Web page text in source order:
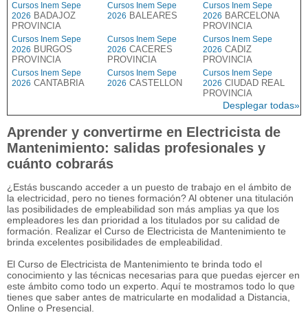
Cursos Inem Sepe
2026 BADAJOZ
PROVINCIA
Cursos Inem Sepe
2026 BALEARES
Cursos Inem Sepe
2026 BARCELONA
PROVINCIA
Cursos Inem Sepe
2026 BURGOS
PROVINCIA
Cursos Inem Sepe
2026 CACERES
PROVINCIA
Cursos Inem Sepe
2026 CADIZ
PROVINCIA
Cursos Inem Sepe
2026 CANTABRIA
Cursos Inem Sepe
2026 CASTELLON
Cursos Inem Sepe
2026 CIUDAD REAL
PROVINCIA
Desplegar todas»
Aprender y convertirme en Electricista de
Mantenimiento: salidas profesionales y
cuánto cobrarás
¿Estás buscando acceder a un puesto de trabajo en el ámbito de
la electricidad, pero no tienes formación? Al obtener una titulación
las posibilidades de empleabilidad son más amplias ya que los
empleadores les dan prioridad a los titulados por su calidad de
formación. Realizar el Curso de Electricista de Mantenimiento te
brinda excelentes posibilidades de empleabilidad.
El Curso de Electricista de Mantenimiento te brinda todo el
conocimiento y las técnicas necesarias para que puedas ejercer en
este ámbito como todo un experto. Aquí te mostramos todo lo que
tienes que saber antes de matricularte en modalidad a Distancia,
Online o Presencial.